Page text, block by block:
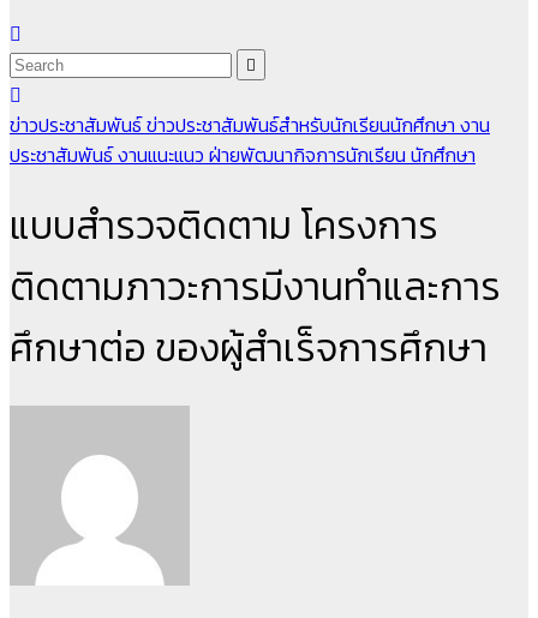
ข่าวประชาสัมพันธ์ข่าวประชาสัมพันธ์สำหรับนักเรียนนักศึกษา งาน
ประชาสัมพันธ์งานแนะแนว ฝ่ายพัฒนากิจการนักเรียน นักศึกษา
แบบสำรวจติดตาม โครงการ
ติดตามภาวะการมีงานทำและการ
ศึกษาต่อ ของผู้สำเร็จการศึกษา